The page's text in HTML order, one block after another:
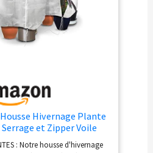
les cultures ou sur les structures
produit ouvert 2,40x10 m
Hivernage Plante
et Zipper Voile
Polypropylème 80g/m²
pour Plantes
: Notre housse d'hivernage